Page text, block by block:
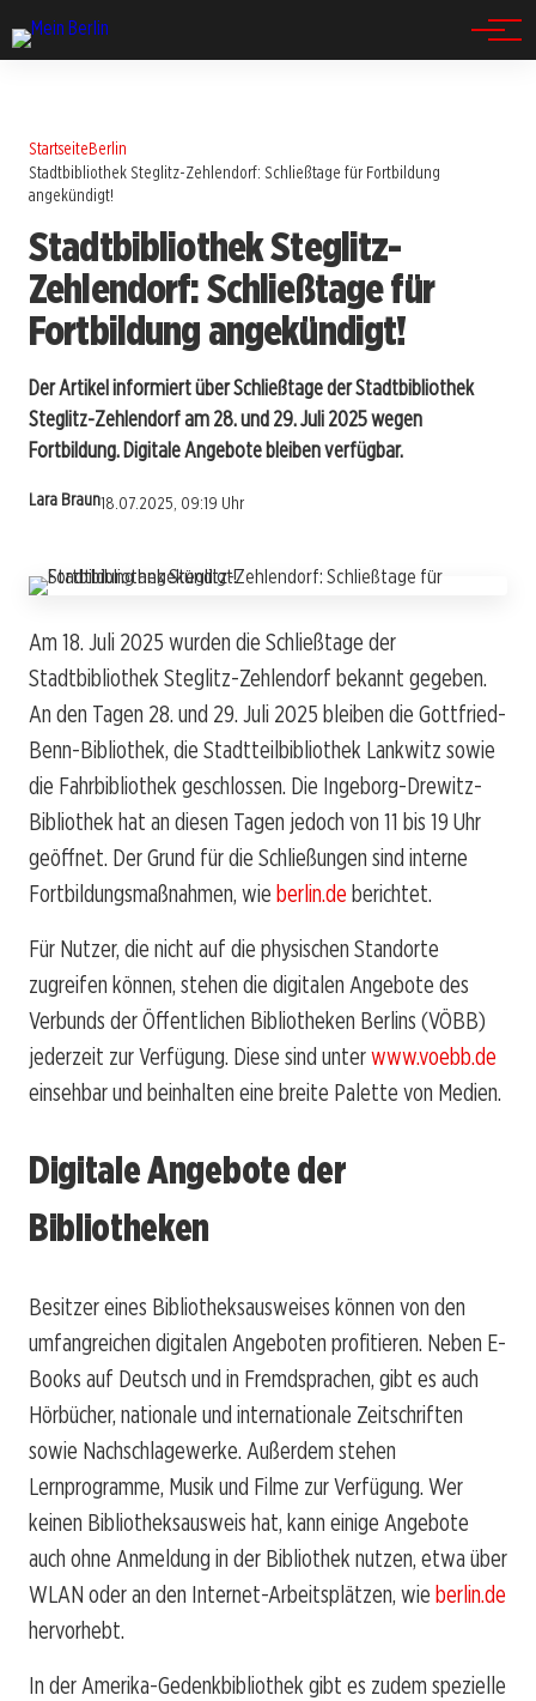
StartseiteBerlin
Stadtbibliothek Steglitz-Zehlendorf: Schließtage für Fortbildung
angekündigt!
Stadtbibliothek Steglitz-
Zehlendorf: Schließtage für
Fortbildung angekündigt!
Der Artikel informiert über Schließtage der Stadtbibliothek
Steglitz-Zehlendorf am 28. und 29. Juli 2025 wegen
Fortbildung. Digitale Angebote bleiben verfügbar.
Lara Braun18.07.2025, 09:19 Uhr
Am 18. Juli 2025 wurden die Schließtage der
Stadtbibliothek Steglitz-Zehlendorf bekannt gegeben.
An den Tagen 28. und 29. Juli 2025 bleiben die Gottfried-
Benn-Bibliothek, die Stadtteilbibliothek Lankwitz sowie
die Fahrbibliothek geschlossen. Die Ingeborg-Drewitz-
Bibliothek hat an diesen Tagen jedoch von 11 bis 19 Uhr
geöffnet. Der Grund für die Schließungen sind interne
Fortbildungsmaßnahmen, wie berlin.de berichtet.
Für Nutzer, die nicht auf die physischen Standorte
zugreifen können, stehen die digitalen Angebote des
Verbunds der Öffentlichen Bibliotheken Berlins (VÖBB)
jederzeit zur Verfügung. Diese sind unterwww.voebb.de
einsehbar und beinhalten eine breite Palette von Medien.
Digitale Angebote der
Bibliotheken
Besitzer eines Bibliotheksausweises können von den
umfangreichen digitalen Angeboten profitieren. Neben E-
Books auf Deutsch und in Fremdsprachen, gibt es auch
Hörbücher, nationale und internationale Zeitschriften
sowie Nachschlagewerke. Außerdem stehen
Lernprogramme, Musik und Filme zur Verfügung. Wer
keinen Bibliotheksausweis hat, kann einige Angebote
auch ohne Anmeldung in der Bibliothek nutzen, etwa über
WLAN oder an den Internet-Arbeitsplätzen, wie berlin.de
hervorhebt.
In der Amerika-Gedenkbibliothek gibt es zudem spezielle